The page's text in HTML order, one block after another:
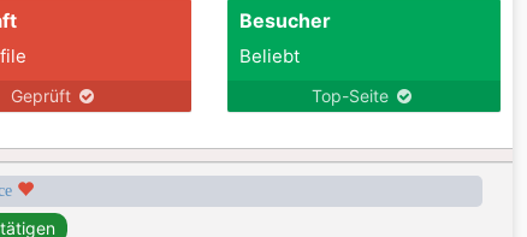
Geprüft
Besucher
Beliebt
Top-Seite